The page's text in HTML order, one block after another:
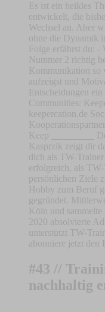
Es ist ein heikles
entwickelt, die
Wechsel an. Aber
ohne die Dynamik
Folge erfährst du: -
Nummer 2 richtig
Kommunikation so
aufzeigst und
Entscheidungen
Communities:
⁠⁠⁠⁠⁠⁠⁠⁠⁠⁠⁠⁠⁠⁠⁠⁠⁠⁠⁠⁠⁠⁠⁠⁠⁠⁠⁠⁠keepercation.de⁠⁠⁠⁠⁠⁠⁠⁠⁠⁠⁠⁠⁠⁠⁠⁠⁠⁠⁠⁠⁠⁠⁠⁠⁠⁠⁠⁠
Keep⁠⁠⁠⁠⁠⁠⁠⁠⁠ _________
Kasprzik zeigt dir
dich als TW-
erfolgreich, als
persönlichen Ziele
Hobby zum Beruf
gegründet.
Köln und sammelte
2020 absolvierte
unterstützt TW-
abonniere jetzt den
#43 //
nachhaltig